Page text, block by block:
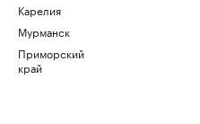
Карелия
Мурманск
Приморский
край